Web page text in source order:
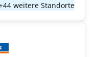
weitere Standorte